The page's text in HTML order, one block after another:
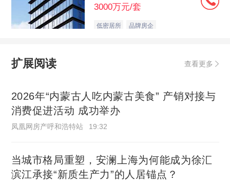
3000万元/套
低密居所 品牌房企
扩展阅读 查看更多
2026年“内蒙古人吃内蒙古美食” 产销对接与
消费促进活动 成功举办
凤凰网房产呼和浩特站 19:32
当城市格局重塑，安澜上海为何能成为徐汇
滨江承接“新质生产力”的人居锚点？